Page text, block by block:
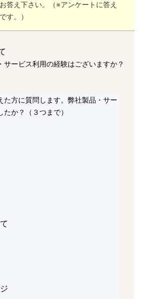
答え下さい。（※アンケートに答え
す。）
サービス利用の経験はございますか？
た方に質問します。弊社製品・サー
か？（３つまで）